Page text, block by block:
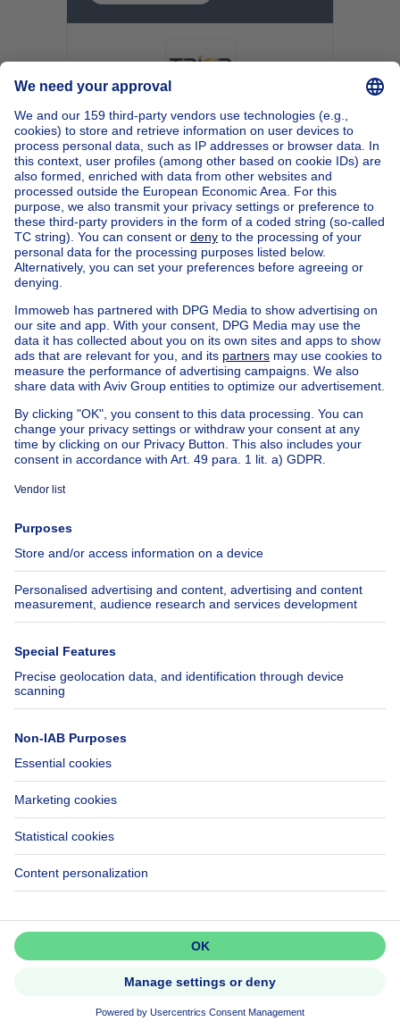
Call Get in touch
Home Belgium
Brussels (province)
Brussels (district)
Buy your house in Forest
House out of BelgiumHouse for sale France
House for sale Spain
House for sale Italy
House for sale Luxembourg
House for sale Netherlands
Our cheap propertiesCheap houses for sale
Cheap apartments for rent
About
Immoweb
Axel Springer Group
SeLoger.com
Immowelt.de
Tools
Insurances
Help
FAQ
Accessibility
Contact us
Follow Us
Immoweb SA © 2026 - All rights reserved
Terms of use Cookie settings Privacy Ranking rules
3044 -
d2b95f88ad4c2e3527743d6bd81664b3a2df8b8e -